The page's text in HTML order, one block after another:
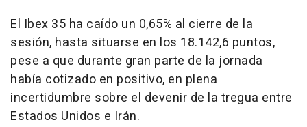
El Ibex 35 ha caído un 0,65% al cierre de la
sesión, hasta situarse en los 18.142,6 puntos,
pese a que durante gran parte de la jornada
había cotizado en positivo, en plena
incertidumbre sobre el devenir de la tregua entre
Estados Unidos e Irán.